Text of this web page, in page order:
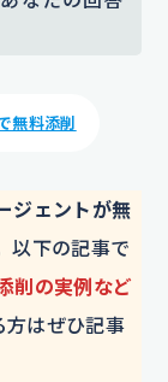
無料添削
ジェントが無
以下の記事で
削の実例など
方はぜひ記事